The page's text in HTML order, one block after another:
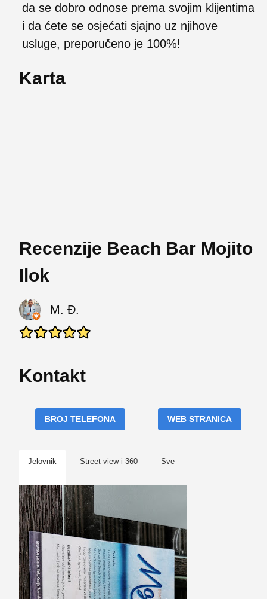
da se dobro odnose prema svojim klijentima
i da ćete se osjećati sjajno uz njihove
usluge, preporučeno je 100%!
Karta
Recenzije Beach Bar Mojito
Ilok
M. Đ.
Kontakt
BROJ TELEFONA WEB STRANICA
Jelovnik Street view i 360 Sve